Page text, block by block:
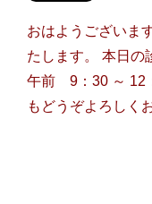
おはようございま
たします。 本日の
午前 9：30 ～ 12
もどうぞよろしく